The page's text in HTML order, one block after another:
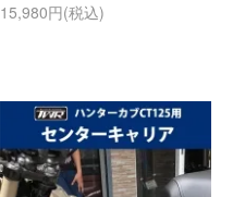
15,980円(税込)